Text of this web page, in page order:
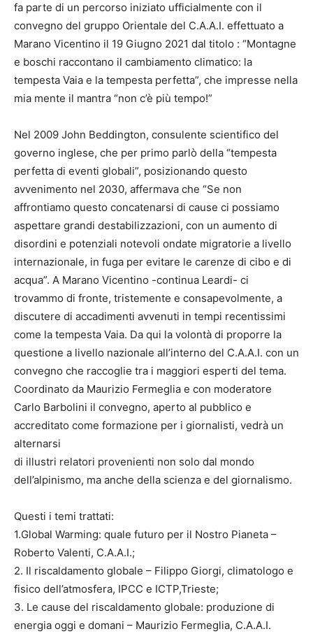
fa parte di un percorso iniziato ufficialmente con il
convegno del gruppo Orientale del C.A.A.I. effettuato a
Marano Vicentino il 19 Giugno 2021 dal titolo : “Montagne
e boschi raccontano il cambiamento climatico: la
tempesta Vaia e la tempesta perfetta”, che impresse nella
mia mente il mantra “non c’è più tempo!”
Nel 2009 John Beddington, consulente scientifico del
governo inglese, che per primo parlò della “tempesta
perfetta di eventi globali”, posizionando questo
avvenimento nel 2030, affermava che “Se non
affrontiamo questo concatenarsi di cause ci possiamo
aspettare grandi destabilizzazioni, con un aumento di
disordini e potenziali notevoli ondate migratorie a livello
internazionale, in fuga per evitare le carenze di cibo e di
acqua”. A Marano Vicentino -continua Leardi- ci
trovammo di fronte, tristemente e consapevolmente, a
discutere di accadimenti avvenuti in tempi recentissimi
come la tempesta Vaia. Da qui la volontà di proporre la
questione a livello nazionale all’interno del C.A.A.I. con un
convegno che raccoglie tra i maggiori esperti del tema.
Coordinato da Maurizio Fermeglia e con moderatore
Carlo Barbolini il convegno, aperto al pubblico e
accreditato come formazione per i giornalisti, vedrà un
alternarsi
di illustri relatori provenienti non solo dal mondo
dell’alpinismo, ma anche della scienza e del giornalismo.
Questi i temi trattati:
1.Global Warming: quale futuro per il Nostro Pianeta –
Roberto Valenti, C.A.A.I.;
2. Il riscaldamento globale – Filippo Giorgi, climatologo e
fisico dell’atmosfera, IPCC e ICTP,Trieste;
3. Le cause del riscaldamento globale: produzione di
energia oggi e domani – Maurizio Fermeglia, C.A.A.I.